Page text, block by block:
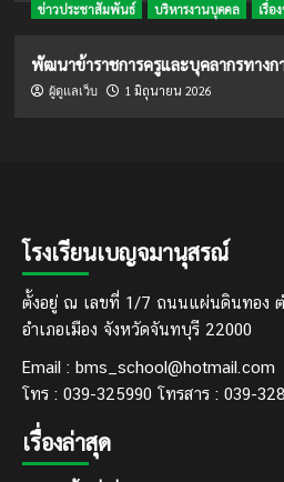
ข่าวประชาสัมพันธ์ บริหารงานบุคคล เรื่อ
พัฒนาข้าราชการครูและบุคลากรทางก
ผู้ดูแลเว็บ 1 มิถุนายน 2026
โรงเรียนเบญจมานุสรณ์
ตั้งอยู่ ณ เลขที่ 1/7 ถนนแผ่นดินทอง ต
อำเภอเมือง จังหวัดจันทบุรี 22000
Email : bms_school@hotmail.com
โทร : 039-325990 โทรสาร : 039-
เรื่องล่าสุด